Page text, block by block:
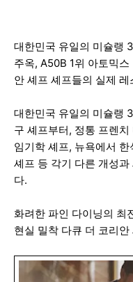
대한민국 유일의 미슐랭
주옥, A50B 1위 아토믹
안 셰프 셰프들의 실제
대한민국 유일의 미슐랭
구 셰프부터, 정통 프렌
임기학 셰프, 뉴욕에서
셰프 등 각기 다른 개성
다.
화려한 파인 다이닝의 최
현실 밀착 다큐 더 코리